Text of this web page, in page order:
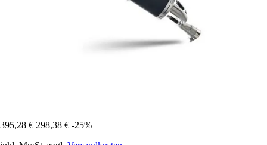
395,28 € 298,38 € -25%